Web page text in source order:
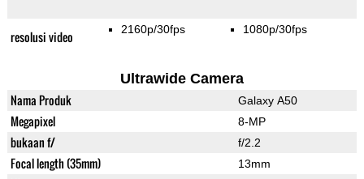
resolusi video 2160p/30fps 1080p/30fps
Ultrawide Camera
Nama Produk Galaxy A50
Megapixel 8-MP
bukaan f/ f/2.2
Focal length (35mm) 13mm